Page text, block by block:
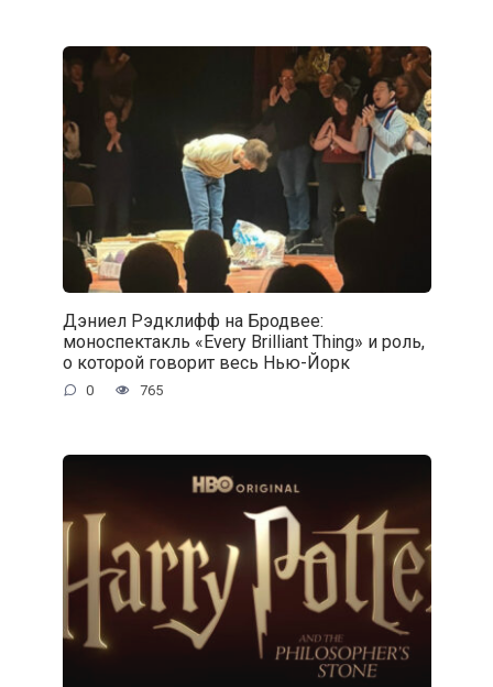
Дэниел Рэдклифф на Бродвее:
моноспектакль «Every Brilliant Thing» и роль,
о которой говорит весь Нью-Йорк
0 765